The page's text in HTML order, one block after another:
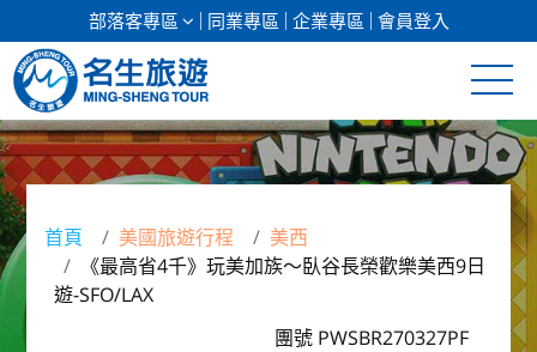
部落客專區 同業專區 企業專區 會員登入
清倉促銷
日本專館
郵輪假期
首頁 美國旅遊行程
美西
《最高省4千》玩美加族～臥谷長榮歡樂美西9日
遊-SFO/LAX
團號 PWSBR270327PF